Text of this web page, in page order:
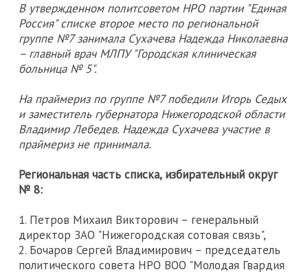
В утвержденном политсоветом НРО партии "Единая
Россия" списке второе место по региональной
группе №7 занимала Сухачева Надежда Николаевна
– главный врач МЛПУ "Городская клиническая
больница № 5".
На праймериз по группе №7 победили Игорь Седых
и заместитель губернатора Нижегородской области
Владимир Лебедев. Надежда Сухачева участие в
праймериз не принимала.
Региональная часть списка, избирательный округ
№ 8:
1. Петров Михаил Викторович – генеральный
директор ЗАО "Нижегородская сотовая связь",
2. Бочаров Сергей Владимирович – председатель
политического совета НРО ВОО "Молодая Гвардия